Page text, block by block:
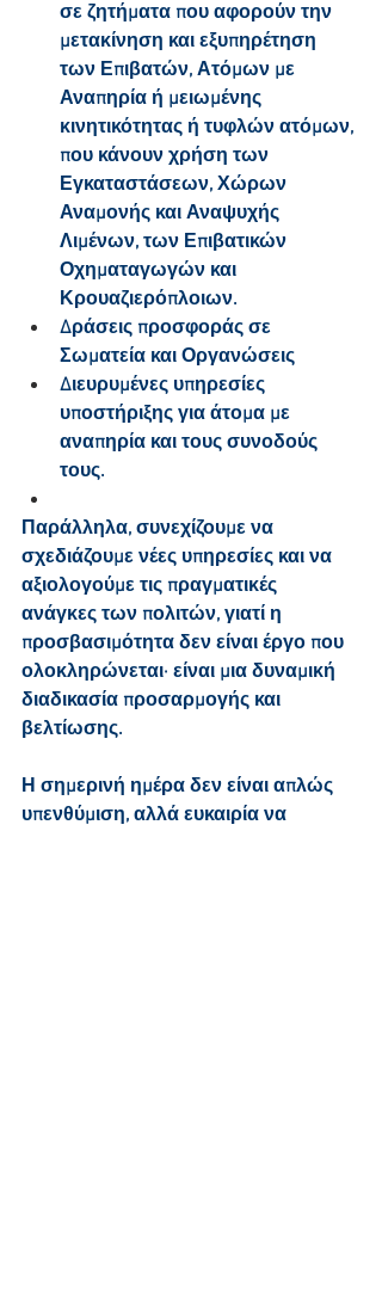
σε ζητήματα που αφορούν την
μετακίνηση και εξυπηρέτηση
των Επιβατών, Ατόμων με
Αναπηρία ή μειωμένης
κινητικότητας ή τυφλών ατόμων,
που κάνουν χρήση των
Εγκαταστάσεων, Χώρων
Αναμονής και Αναψυχής
Λιμένων, των Επιβατικών
Οχηματαγωγών και
Κρουαζιερόπλοιων.
Δράσεις προσφοράς σε
Σωματεία και Οργανώσεις
Διευρυμένες υπηρεσίες
υποστήριξης για άτομα με
αναπηρία και τους συνοδούς
τους.
Παράλληλα, συνεχίζουμε να
σχεδιάζουμε νέες υπηρεσίες και να
αξιολογούμε τις πραγματικές
ανάγκες των πολιτών, γιατί η
προσβασιμότητα δεν είναι έργο που
ολοκληρώνεται∙ είναι μια δυναμική
διαδικασία προσαρμογής και
βελτίωσης.
Η σημερινή ημέρα δεν είναι απλώς
υπενθύμιση, αλλά ευκαιρία να